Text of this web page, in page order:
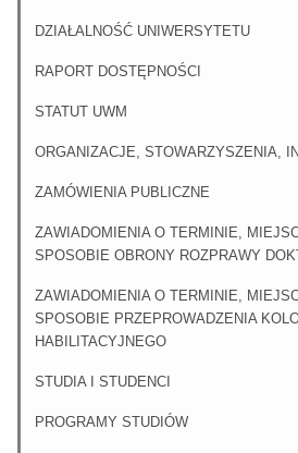
DZIAŁALNOŚĆ UNIWERSYTETU
RAPORT DOSTĘPNOŚCI
STATUT UWM
ORGANIZACJE, STOWARZYSZENIA,
ZAMÓWIENIA PUBLICZNE
ZAWIADOMIENIA O TERMINIE,
SPOSOBIE OBRONY ROZPRAWY
ZAWIADOMIENIA O TERMINIE,
SPOSOBIE PRZEPROWADZENIA
HABILITACYJNEGO
STUDIA I STUDENCI
PROGRAMY STUDIÓW